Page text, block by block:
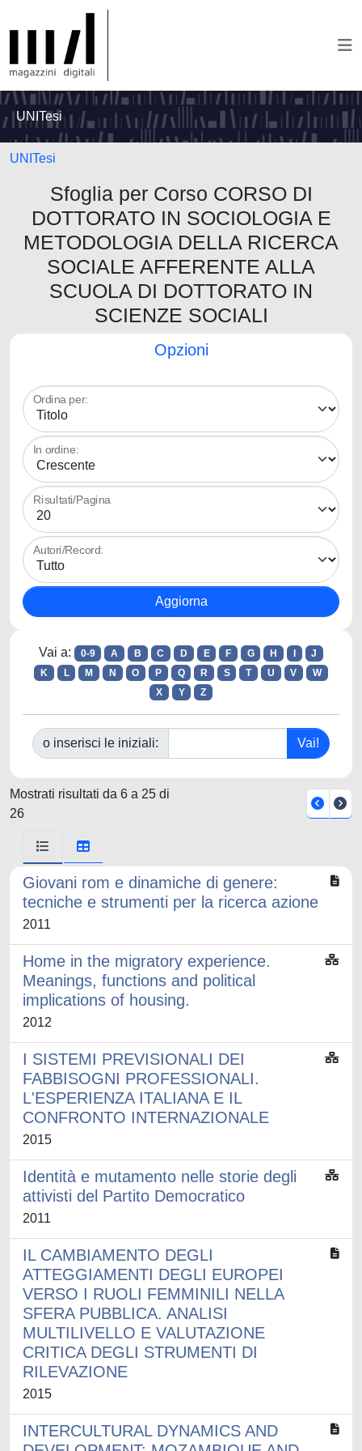
UNITesi
UNITesi
Sfoglia per Corso CORSO DI
DOTTORATO IN SOCIOLOGIA E
METODOLOGIA DELLA RICERCA
SOCIALE AFFERENTE ALLA
SCUOLA DI DOTTORATO IN
SCIENZE SOCIALI
Opzioni
Ordina per:
In ordine:
Risultati/Pagina
Autori/Record:
Vai a: 0-9 A B C D E F G H
J
K
L M N O P Q R S T U V
W
X
Y Z
o inserisci le iniziali:
Mostrati risultati da 6 a 25 di
26
Giovani rom e dinamiche di genere:
tecniche e strumenti per la ricerca azione
2011
Home in the migratory experience.
Meanings, functions and political
implications of housing.
2012
I SISTEMI PREVISIONALI DEI
FABBISOGNI PROFESSIONALI.
L'ESPERIENZA ITALIANA E IL
CONFRONTO INTERNAZIONALE
2015
Identità e mutamento nelle storie degli
attivisti del Partito Democratico
2011
IL CAMBIAMENTO DEGLI
ATTEGGIAMENTI DEGLI EUROPEI
VERSO I RUOLI FEMMINILI NELLA
SFERA PUBBLICA. ANALISI
MULTILIVELLO E VALUTAZIONE
CRITICA DEGLI STRUMENTI DI
RILEVAZIONE
2015
INTERCULTURAL DYNAMICS AND